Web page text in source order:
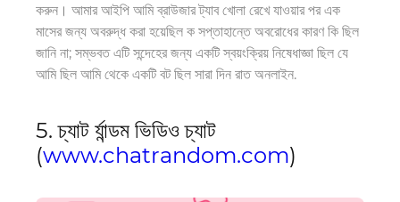
করুন। আমারআইপি আমি ব্রাউজার ট্যাব খোলা রেখে যাওয়ার পর এক
মাসের জন্য অবরুদ্ধ করা হয়েছিল ক সপ্তাহান্তে অবরোধের কারণ কি ছিল
জানি না; সম্ভবত এটি সন্দেহের জন্য একটি স্বয়ংক্রিয় নিষেধাজ্ঞা ছিল যে
আমিছিল আমি থেকে একটি বটছিল সারা দিন রাত অনলাইন.
5. চ্যাট র্যান্ডম ভিডিও চ্যাট
(www.chatrandom.com)